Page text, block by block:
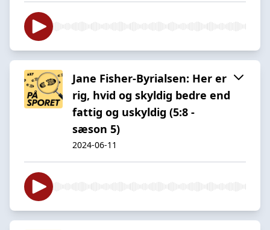
Jane Fisher-Byrialsen: Her er
rig, hvid og skyldig bedre end
fattig og uskyldig (5:8 -
sæson 5)
2024-06-11